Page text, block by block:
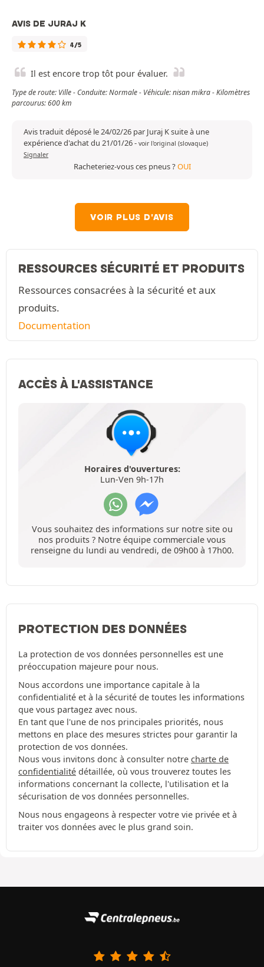
AVIS DE JURAJ K
4/5
Il est encore trop tôt pour évaluer.
Type de route: Ville - Conduite: Normale - Véhicule: nisan mikra - Kilomètres
parcourus: 600 km
Avis traduit déposé le 24/02/26 par Juraj K suite à une
expérience d'achat du 21/01/26- voir l'original (slovaque)
Signaler
Racheteriez-vous ces pneus ?OUI
VOIR PLUS D'AVIS
RESSOURCES SÉCURITÉ ET PRODUITS
Ressources consacrées à la sécurité et aux
produits.
Documentation
ACCÈS À L'ASSISTANCE
Horaires d'ouvertures:
Lun-Ven 9h-17h
Vous souhaitez des informations sur notre site ou
nos produits ? Notre équipe commerciale vous
renseigne du lundi au vendredi, de 09h00 à 17h00.
PROTECTION DES DONNÉES
La protection de vos données personnelles est une
préoccupation majeure pour nous.
Nous accordons une importance capitale à la
confidentialité et à la sécurité de toutes les informations
que vous partagez avec nous.
En tant que l'une de nos principales priorités, nous
mettons en place des mesures strictes pour garantir la
protection de vos données.
Nous vous invitons donc à consulter notre charte de
confidentialité détaillée, où vous trouverez toutes les
informations concernant la collecte, l'utilisation et la
sécurisation de vos données personnelles.
Nous nous engageons à respecter votre vie privée et à
traiter vos données avec le plus grand soin.